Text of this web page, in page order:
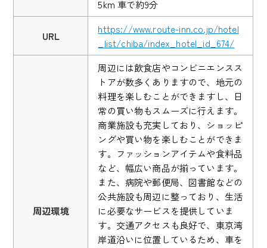
5km 車で約9分
URL
https://www.route-inn.co.jp/hotel
_list/chiba/index_hotel_id_674/
周辺環境
周辺には飲食店やコンビニエンスス
トアが数多くありますので、地元の
料理を楽しむことができますし、日
常の買い物もスムーズに行えます。
商業施設も充実しており、ショッピ
ングや買い物を楽しむことができま
す。ファッションアイテムや食料品
など、幅広い商品が揃っています。
また、病院や郵便局、図書館などの
公共施設も周辺に整っており、生活
に必要なサービスを提供していま
す。交通アクセスも良好で、東京湾
岸道沿いに位置しているため、車を